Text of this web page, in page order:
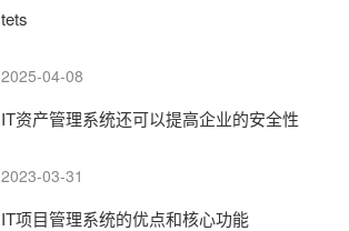
tets
2025-04-08
IT资产管理系统还可以提高企业的安全性
2023-03-31
IT项目管理系统的优点和核心功能